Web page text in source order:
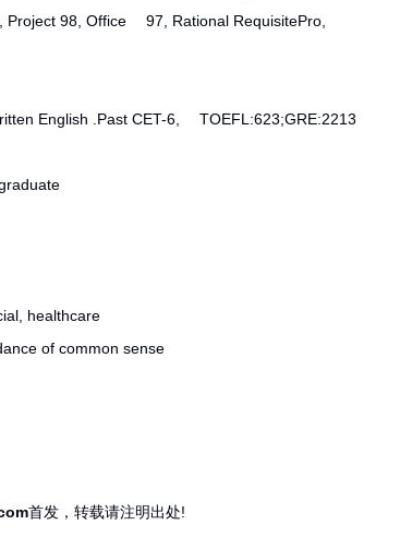
Project 98, Office 97, Rational RequisitePro,
English .Past CET-6, TOEFL:623;GRE:2213
healthcare
of common sense
首发，转载请注明出处!